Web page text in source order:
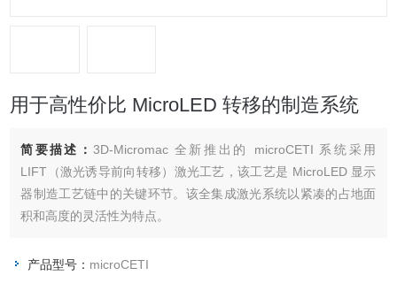
用于高性价比 MicroLED 转移的制造系统
简要描述：3D-Micromac 全新推出的 microCETI 系统采用
LIFT（激光诱导前向转移）激光工艺，该工艺是 MicroLED 显示
器制造工艺链中的关键环节。该全集成激光系统以紧凑的占地面
积和高度的灵活性为特点。
产品型号： microCETI